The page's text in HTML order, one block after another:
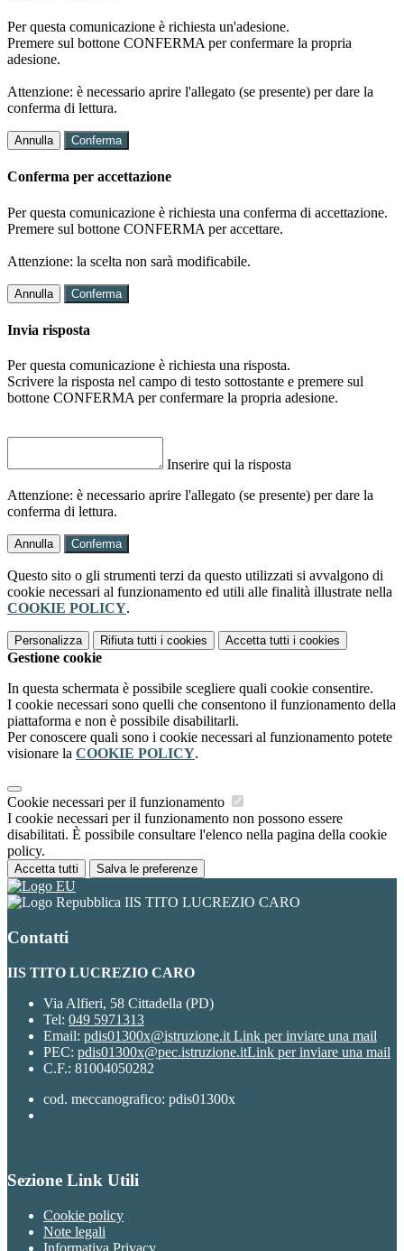
Per questa comunicazione è richiesta un'adesione.
Premere sul bottone CONFERMA per confermare la propria
adesione.
Attenzione: è necessario aprire l'allegato (se presente) per dare la
conferma di lettura.
Annulla Conferma
Conferma per accettazione
Per questa comunicazione è richiesta una conferma di accettazione.
Premere sul bottone CONFERMA per accettare.
Attenzione: la scelta non sarà modificabile.
Annulla Conferma
Invia risposta
Per questa comunicazione è richiesta una risposta.
Scrivere la risposta nel campo di testo sottostante e premere sul
bottone CONFERMA per confermare la propria adesione.
Inserire qui la risposta
Attenzione: è necessario aprire l'allegato (se presente) per dare la
conferma di lettura.
Annulla Conferma
Questo sito o gli strumenti terzi da questo utilizzati si avvalgono di
cookie necessari al funzionamento ed utili alle finalità illustrate nella
COOKIE POLICY.
Personalizza Rifiuta tutti i cookies Accetta tutti i cookies
Gestione cookie
In questa schermata è possibile scegliere quali cookie consentire.
I cookie necessari sono quelli che consentono il funzionamento della
piattaforma e non è possibile disabilitarli.
Per conoscere quali sono i cookie necessari al funzionamento potete
visionare la COOKIE POLICY.
Cookie necessari per il funzionamento
I cookie necessari per il funzionamento non possono essere
disabilitati. È possibile consultare l'elenco nella pagina della cookie
policy.
Accetta tutti Salva le preferenze
IIS TITO LUCREZIO CARO
Contatti
IIS TITO LUCREZIO CARO
Via Alfieri, 58 Cittadella (PD)
Tel: 049 5971313
Email: pdis01300x@istruzione.it Link per inviare una mail
PEC: pdis01300x@pec.istruzione.itLink per inviare una mail
C.F.: 81004050282
cod. meccanografico: pdis01300x
Sezione Link Utili
Cookie policy
Note legali